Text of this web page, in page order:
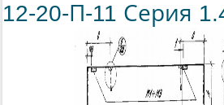
12-20-П-11 Серия